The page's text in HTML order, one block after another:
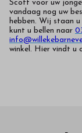
Scott voor uw
vandaag nog uw
hebben. Wij staan
kunt u bellen naar
winkel. Hier vindt u